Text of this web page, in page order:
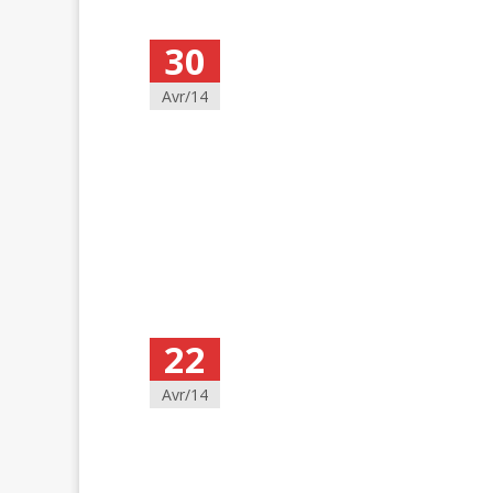
30
Avr/14
22
Avr/14